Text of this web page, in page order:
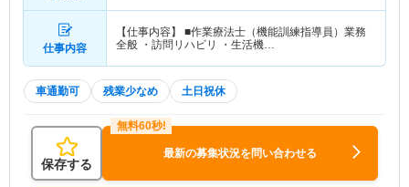
仕事内容
【仕事内容】 ■作業療法士（機能訓練指導員）業務
全般 ・訪問リハビリ ・生活機…
車通勤可 残業少なめ 土日祝休
保存する
最新の募集状況を問い合わせる